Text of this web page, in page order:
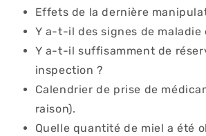
Effets de la dernière
Y a-t-il des signes de maladie
Y a-t-il suffisamment de
inspection ?
Calendrier de prise de
raison).
Quelle quantité de miel a été